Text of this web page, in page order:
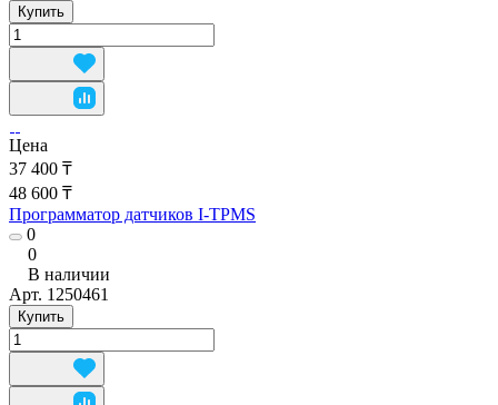
Купить
Цена
37 400 ₸
48 600 ₸
Программатор датчиков I-TPMS
0
0
В наличии
Арт. 1250461
Купить